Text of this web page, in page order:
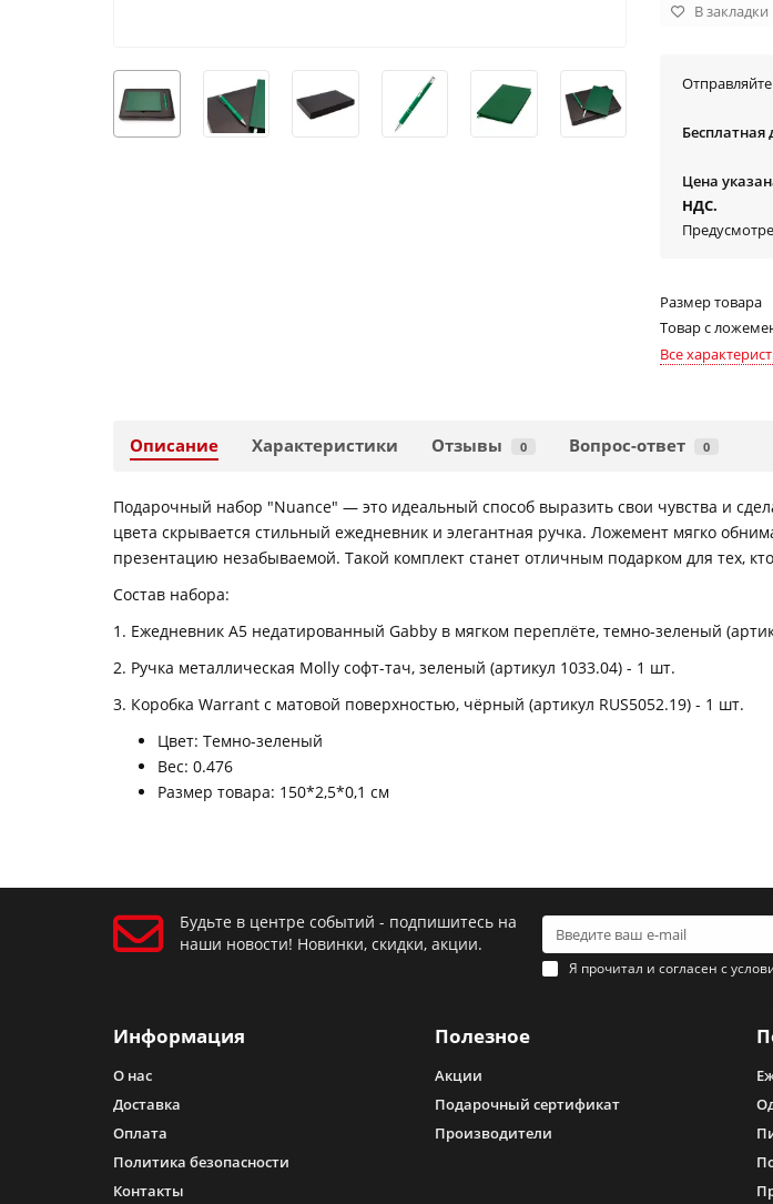
В закладки
Бесплатная
Цена
НДС.
Размер товара
Товар с
Все
Описание Характеристики Отзывы 0 Вопрос-ответ 0
Подарочный набор "Nuance" — это идеальный способ выразить свои чувства и
цвета скрывается стильный ежедневник и элегантная ручка. Ложемент мягко
презентацию незабываемой. Такой комплект станет отличным подарком для тех,
Состав набора:
1. Ежедневник A5 недатированный Gabby в мягком переплёте, темно-зеленый
2. Ручка металлическая Molly софт-тач, зеленый (артикул 1033.04) - 1 шт.
3. Коробка Warrant с матовой поверхностью, чёрный (артикул RUS5052.19) - 1 шт.
Цвет: Темно-зеленый
Вес: 0.476
Размер товара: 150*2,5*0,1 см
Будьте в центре событий - подпишитесь на
наши новости! Новинки, скидки, акции.
Я прочитал и согласен с
Информация
О нас
Доставка
Оплата
Политика безопасности
Контакты
Полезное
Акции
Подарочный сертификат
Производители